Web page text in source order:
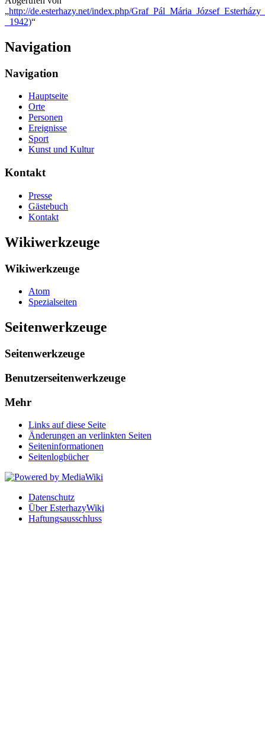
„http://de.esterhazy.net/index.php/
_1942)“
Navigation
Navigation
Hauptseite
Orte
Personen
Ereignisse
Sport
Kunst und Kultur
Kontakt
Presse
Gästebuch
Kontakt
Wikiwerkzeuge
Wikiwerkzeuge
Atom
Spezialseiten
Seitenwerkzeuge
Seitenwerkzeuge
Benutzerseitenwerkzeuge
Mehr
Links auf diese Seite
Änderungen an verlinkten Seiten
Seiten­informationen
Seitenlogbücher
Datenschutz
Über EsterhazyWiki
Haftungsausschluss